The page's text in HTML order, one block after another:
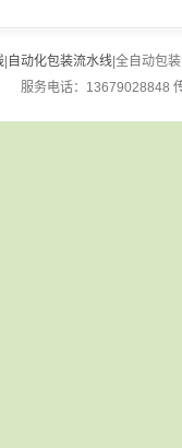
自动化包装流水线 |全自动包
服务电话：13679028848